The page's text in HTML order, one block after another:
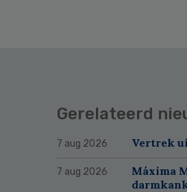
Gerelateerd
7 aug 2026 Vertrek
7 aug 2026
Máxima